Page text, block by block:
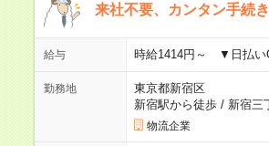
来社不要、カンタン手続
給与 時給1414円～ ▼日払
勤務地
東京都新宿区
新宿駅から徒歩/ 新宿三
物流企業